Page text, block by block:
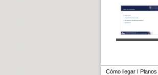
Cómo llegar I Planos